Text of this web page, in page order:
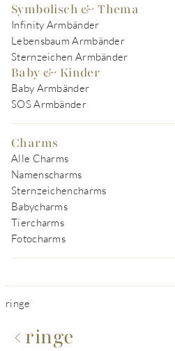
Symbolisch & Thema
Infinity Armbänder
Lebensbaum Armbänder
Sternzeichen Armbänder
Baby & Kinder
Baby Armbänder
SOS Armbänder
Charms
Alle Charms
Namenscharms
Sternzeichencharms
Babycharms
Tiercharms
Fotocharms
ringe
ringe